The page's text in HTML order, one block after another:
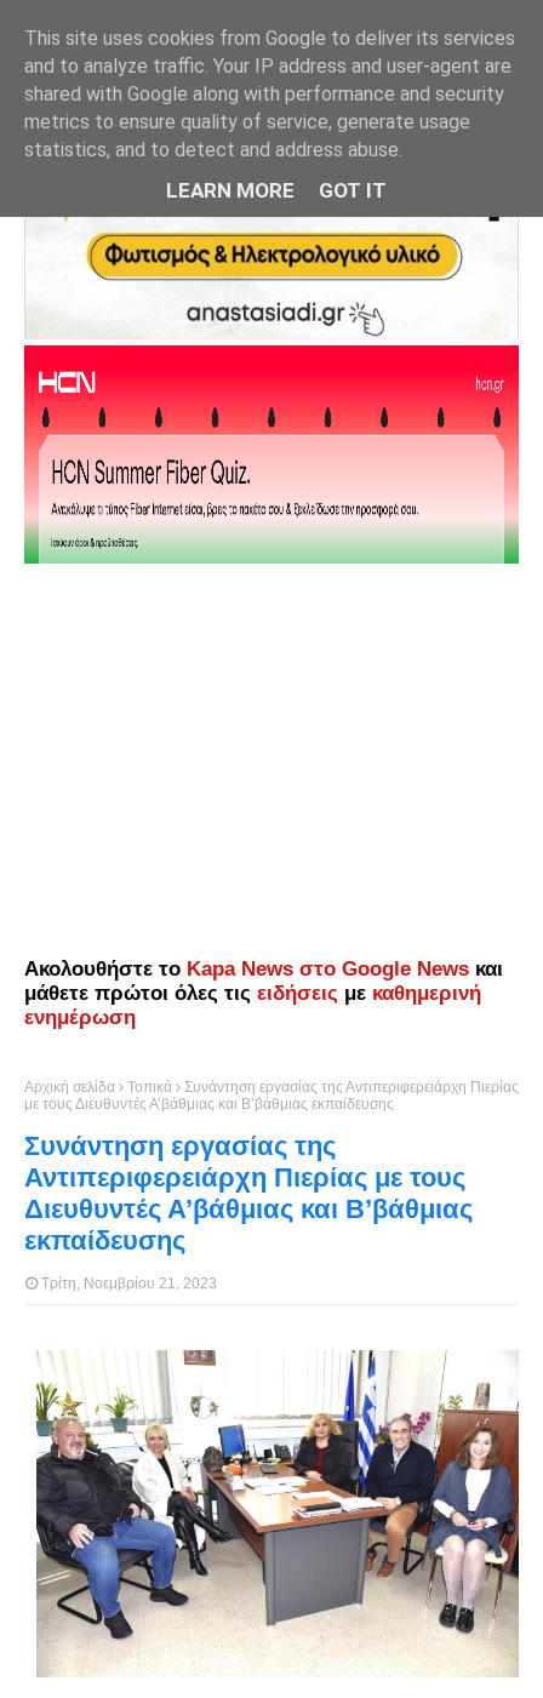
Ακολουθήστε το Kapa News στο Google News και
μάθετε πρώτοι όλες τις ειδήσεις με καθημερινή
ενημέρωση
Αρχική σελίδα Τοπικά
Συνάντηση εργασίας της Αντιπεριφερειάρχη Πιερίας
με τους Διευθυντές Α’βάθμιας και Β’βάθμιας εκπαίδευσης
Συνάντηση εργασίας της
Αντιπεριφερειάρχη Πιερίας με τους
Διευθυντές Α’βάθμιας και Β’βάθμιας
εκπαίδευσης
Τρίτη, Νοεμβρίου 21, 2023
This site uses cookies from Google to deliver its services
and to analyze traffic. Your IP address and user-agent are
shared with Google along with performance and security
metrics to ensure quality of service, generate usage
statistics, and to detect and address abuse.
LEARN MORE GOT IT